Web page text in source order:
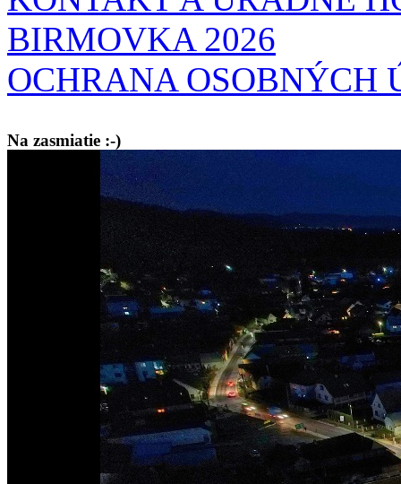
BIRMOVKA 2026
OCHRANA OSOBNÝCH
Na zasmiatie :-)
Malý chlapec sa modlí:
Pane Bože, ďakujem za otecka, za mamičku a prosím aj za Teba,
bez Teba počali?